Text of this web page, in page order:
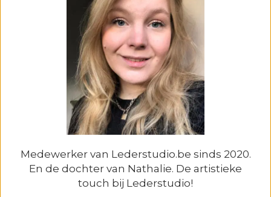
Medewerker van Lederstudio.be sinds 2020.
En de dochter van Nathalie. De artistieke
touch bij Lederstudio!